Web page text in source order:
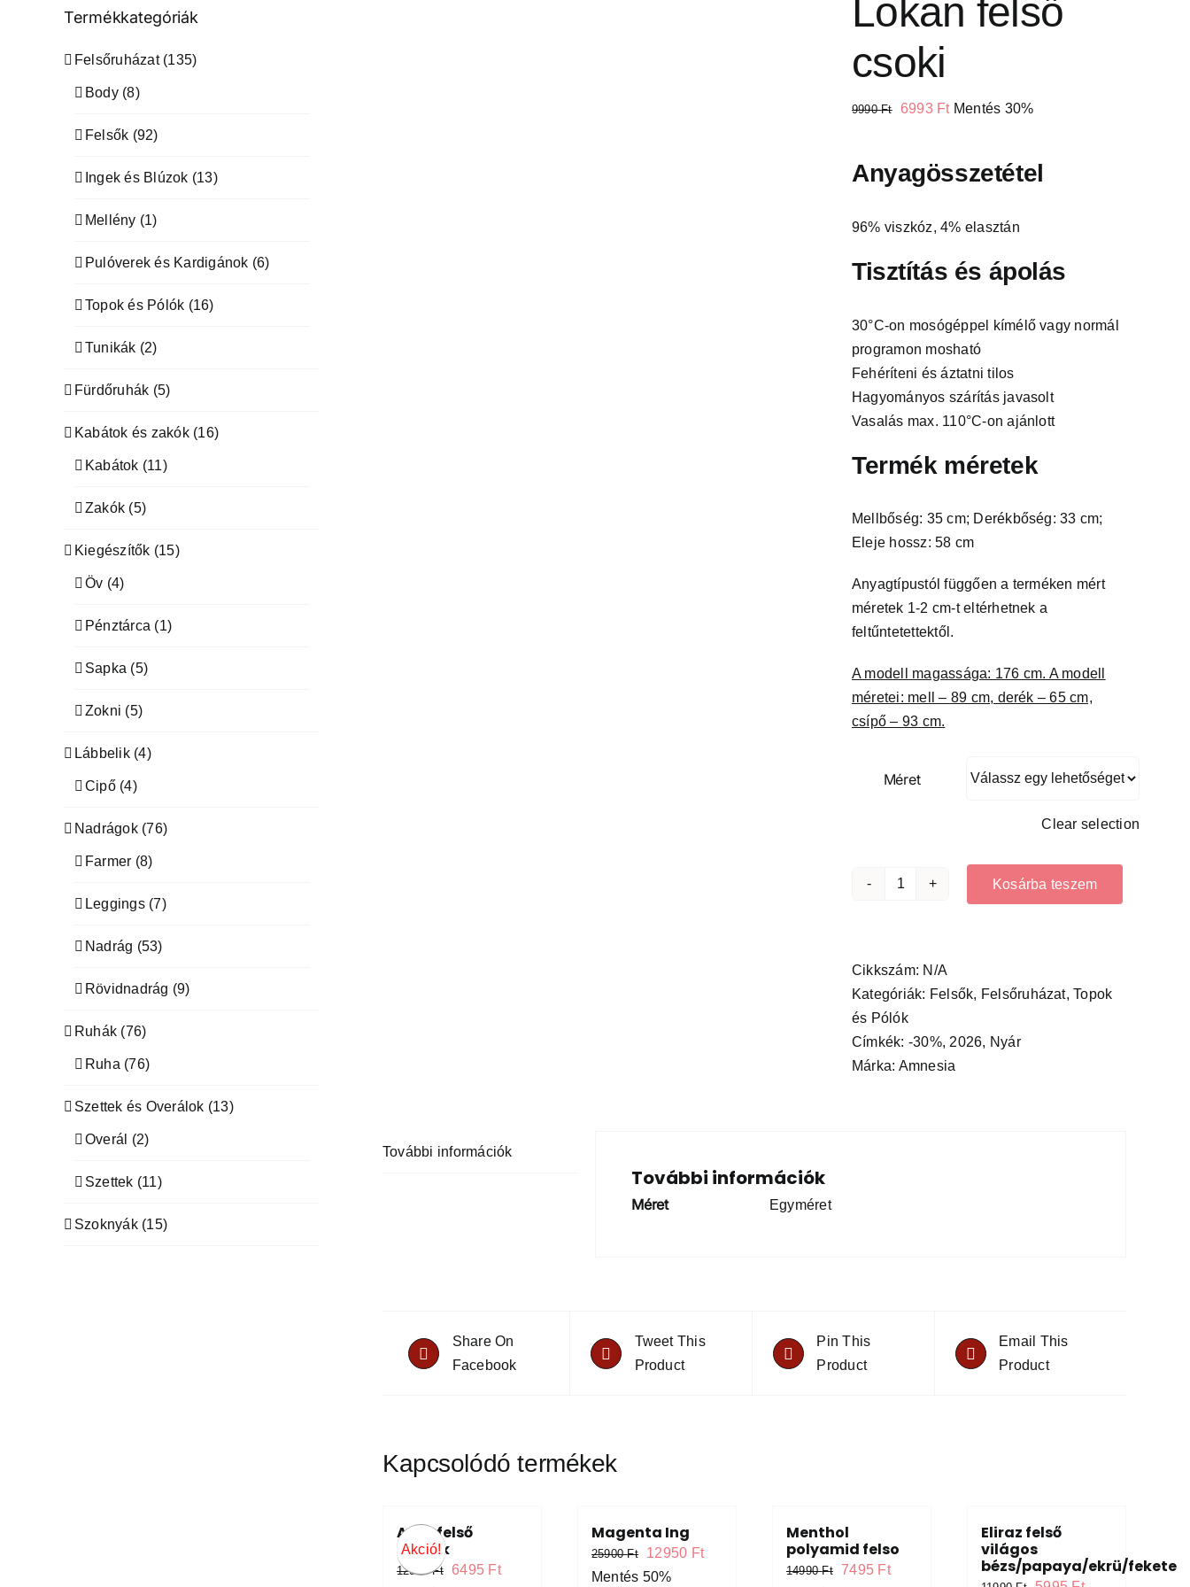
Lokan felső
csoki
9990Ft
Original
9990 Ft.
6993 FtCurrent
6993 Ft.
Mentés 30%
Anyagösszetétel
96% viszkóz, 4% elasztán
Tisztítás és ápolás
30°C-on mosógéppel kímélő vagy normál
programon mosható
Fehéríteni és áztatni tilos
Hagyományos szárítás javasolt
Vasalás max. 110°C-on ajánlott
Termék méretek
Mellbőség: 35 cm; Derékbőség: 33 cm;
Eleje hossz: 58 cm
Anyagtípustól függően a terméken mért
méretek 1-2 cm-t eltérhetnek a
feltűntetettektől.
A modell magassága: 176 cm. A modell
méretei: mell – 89 cm, derék – 65 cm,
csípő – 93 cm.
Méret
Clear selection
-
mennyiség
+ Kosárba teszem
Cikkszám: N/A
Kategóriák: Felsők, Felsőruházat,Topok
és Pólók
Címkék: -30%, 2026, Nyár
Márka: Amnesia
További információk
További információk
Méret Egyméret
Share On
Facebook
Tweet This
Product
Pin This
Product
Email This
Product
Kapcsolódó termékek
Akció!
Agro felső
homok
12990Ft
Original
6495 FtCurrent
Magenta Ing
25900Ft
Original
price
12950 FtCurrent
Mentés 50%
Menthol
polyamid felso
14990Ft
Original
7495 FtCurrent
Eliraz felső
világos
bézs/papaya/ekrü/fekete
Termékkategóriák
Felsőruházat (135)
Body (8)
Felsők (92)
Ingek és Blúzok (13)
Mellény (1)
Pulóverek és Kardigánok (6)
Topok és Pólók (16)
Tunikák (2)
Fürdőruhák (5)
Kabátok és zakók (16)
Kabátok (11)
Zakók (5)
Kiegészítők (15)
Öv (4)
Pénztárca (1)
Sapka (5)
Zokni (5)
Lábbelik (4)
Cipő (4)
Nadrágok (76)
Farmer (8)
Leggings (7)
Nadrág (53)
Rövidnadrág (9)
Ruhák (76)
Ruha (76)
Szettek és Overálok (13)
Overál (2)
Szettek (11)
Szoknyák (15)